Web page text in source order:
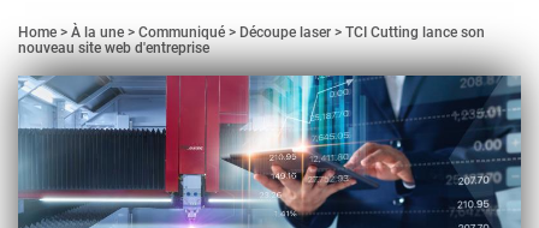
Home À la une Communiqué Découpe laser
TCI Cutting lance son
nouveau site web d'entreprise